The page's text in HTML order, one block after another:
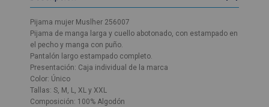
Pijama mujer Muslher 256007
Pijama de manga larga y cuello abotonado, con estampado en
el pecho y manga con puño.
Pantalón largo estampado completo.
Presentación: Caja individual de la marca
Color: Único
Tallas: S, M, L, XL y XXL
Composición: 100% Algodón